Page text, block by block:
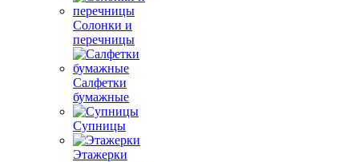
Солонки и
перечницы
Салфетки
бумажные
Супницы
Этажерки